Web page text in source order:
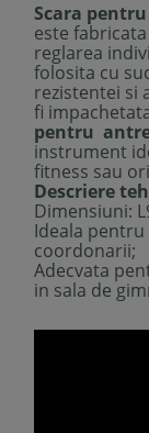
Scara
este
reglarea
folosita cu
rezistentei si
fi
pentru
instrument
fitness sau
Descriere
Dimensiuni:
Ideala pentru
coordonarii;
Adecvata
in sala de